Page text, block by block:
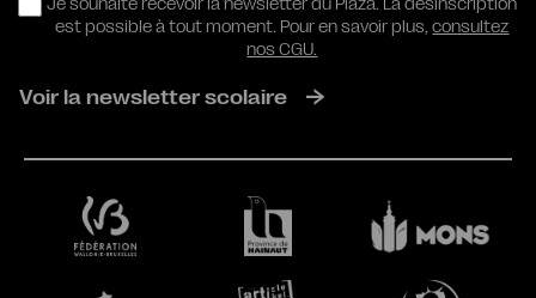
Je souhaite recevoir la newsletter du Plaza. La désinscription
est possible à tout moment. Pour en savoir plus,consultez
nos CGU.
Voir la newsletter scolaire